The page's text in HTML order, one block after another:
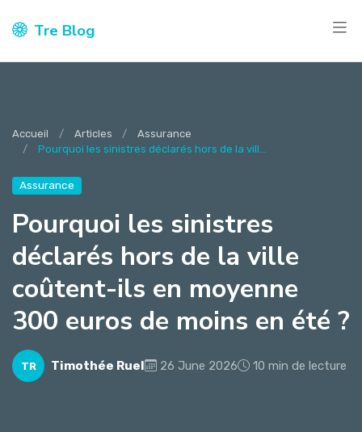
Tre Blog
Accueil Articles
Assurance
Pourquoi les sinistres déclarés hors de la vill...
Assurance
Pourquoi les sinistres
déclarés hors de la ville
coûtent-ils en moyenne
300 euros de moins en été ?
TR Timothée Ruel 26 June 2026 10 min de lecture